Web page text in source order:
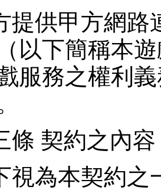
提供甲方網路
以下簡稱本
服務之權利
條 契約之內容
視為本契約之